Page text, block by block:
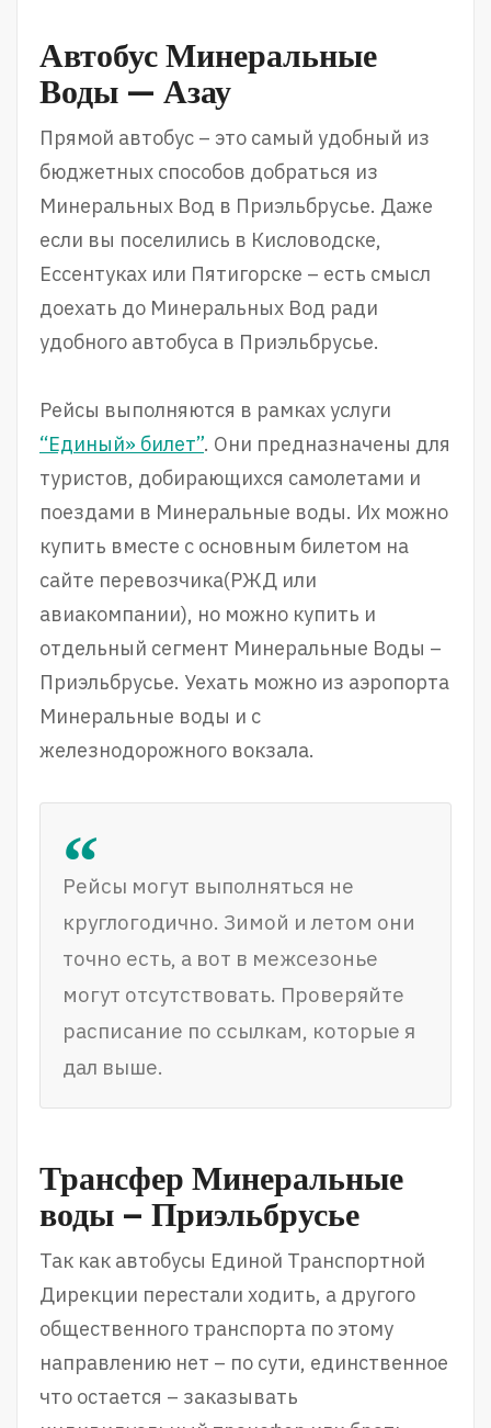
Автобус Минеральные
Воды — Азау
Прямой автобус – это самый удобный из
бюджетных способов добраться из
Минеральных Вод в Приэльбрусье. Даже
если вы поселились в Кисловодске,
Ессентуках или Пятигорске – есть смысл
доехать до Минеральных Вод ради
удобного автобуса в Приэльбрусье.
Рейсы выполняются в рамках услуги
“Единый» билет”. Они предназначены для
туристов, добирающихся самолетами и
поездами в Минеральные воды. Их можно
купить вместе с основным билетом на
сайте перевозчика(РЖД или
авиакомпании), но можно купить и
отдельный сегмент Минеральные Воды –
Приэльбрусье. Уехать можно из аэропорта
Минеральные воды и с
железнодорожного вокзала.
Рейсы могут выполняться не
круглогодично. Зимой и летом они
точно есть, а вот в межсезонье
могут отсутствовать. Проверяйте
расписание по ссылкам, которые я
дал выше.
Трансфер Минеральные
воды – Приэльбрусье
Так как автобусы Единой Транспортной
Дирекции перестали ходить, а другого
общественного транспорта по этому
направлению нет – по сути, единственное
что остается – заказывать